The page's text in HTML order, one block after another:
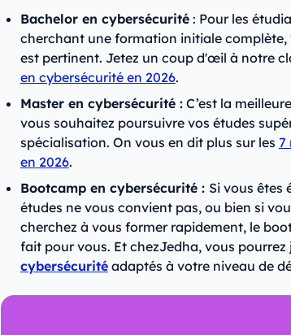
Bachelor en cybersécurité: Pour les
cherchant une formation initiale
est pertinent. Jetez un coup d'œil à notre
en cybersécurité en 2026.
Master en cybersécurité :C’est la
vous souhaitez poursuivre vos études
spécialisation. On vous en dit plus sur les 7
en 2026.
Bootcamp en cybersécurité : Si vous êtes
études ne vous convient pas, ou bien si
cherchez à vous former rapidement, le
fait pour vous. Et chezJedha, vous pourrez
cybersécuritéadaptés à votre niveau de